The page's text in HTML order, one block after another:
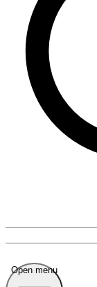
Open menu